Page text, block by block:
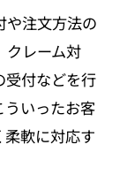
や注文方法の
クレーム対
受付などを行
ういったお客
軟に対応す